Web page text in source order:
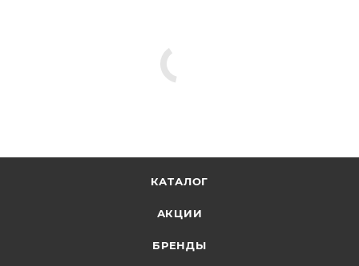
КАТАЛОГ
АКЦИИ
БРЕНДЫ